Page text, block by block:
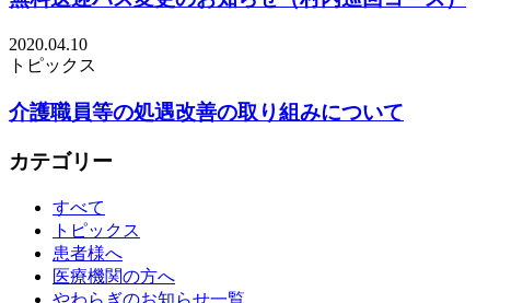
2020.04.10
トピックス
介護職員等の処遇改善の取り組みについて
カテゴリー
すべて
トピックス
患者様へ
医療機関の方へ
やわらぎのお知らせ一覧